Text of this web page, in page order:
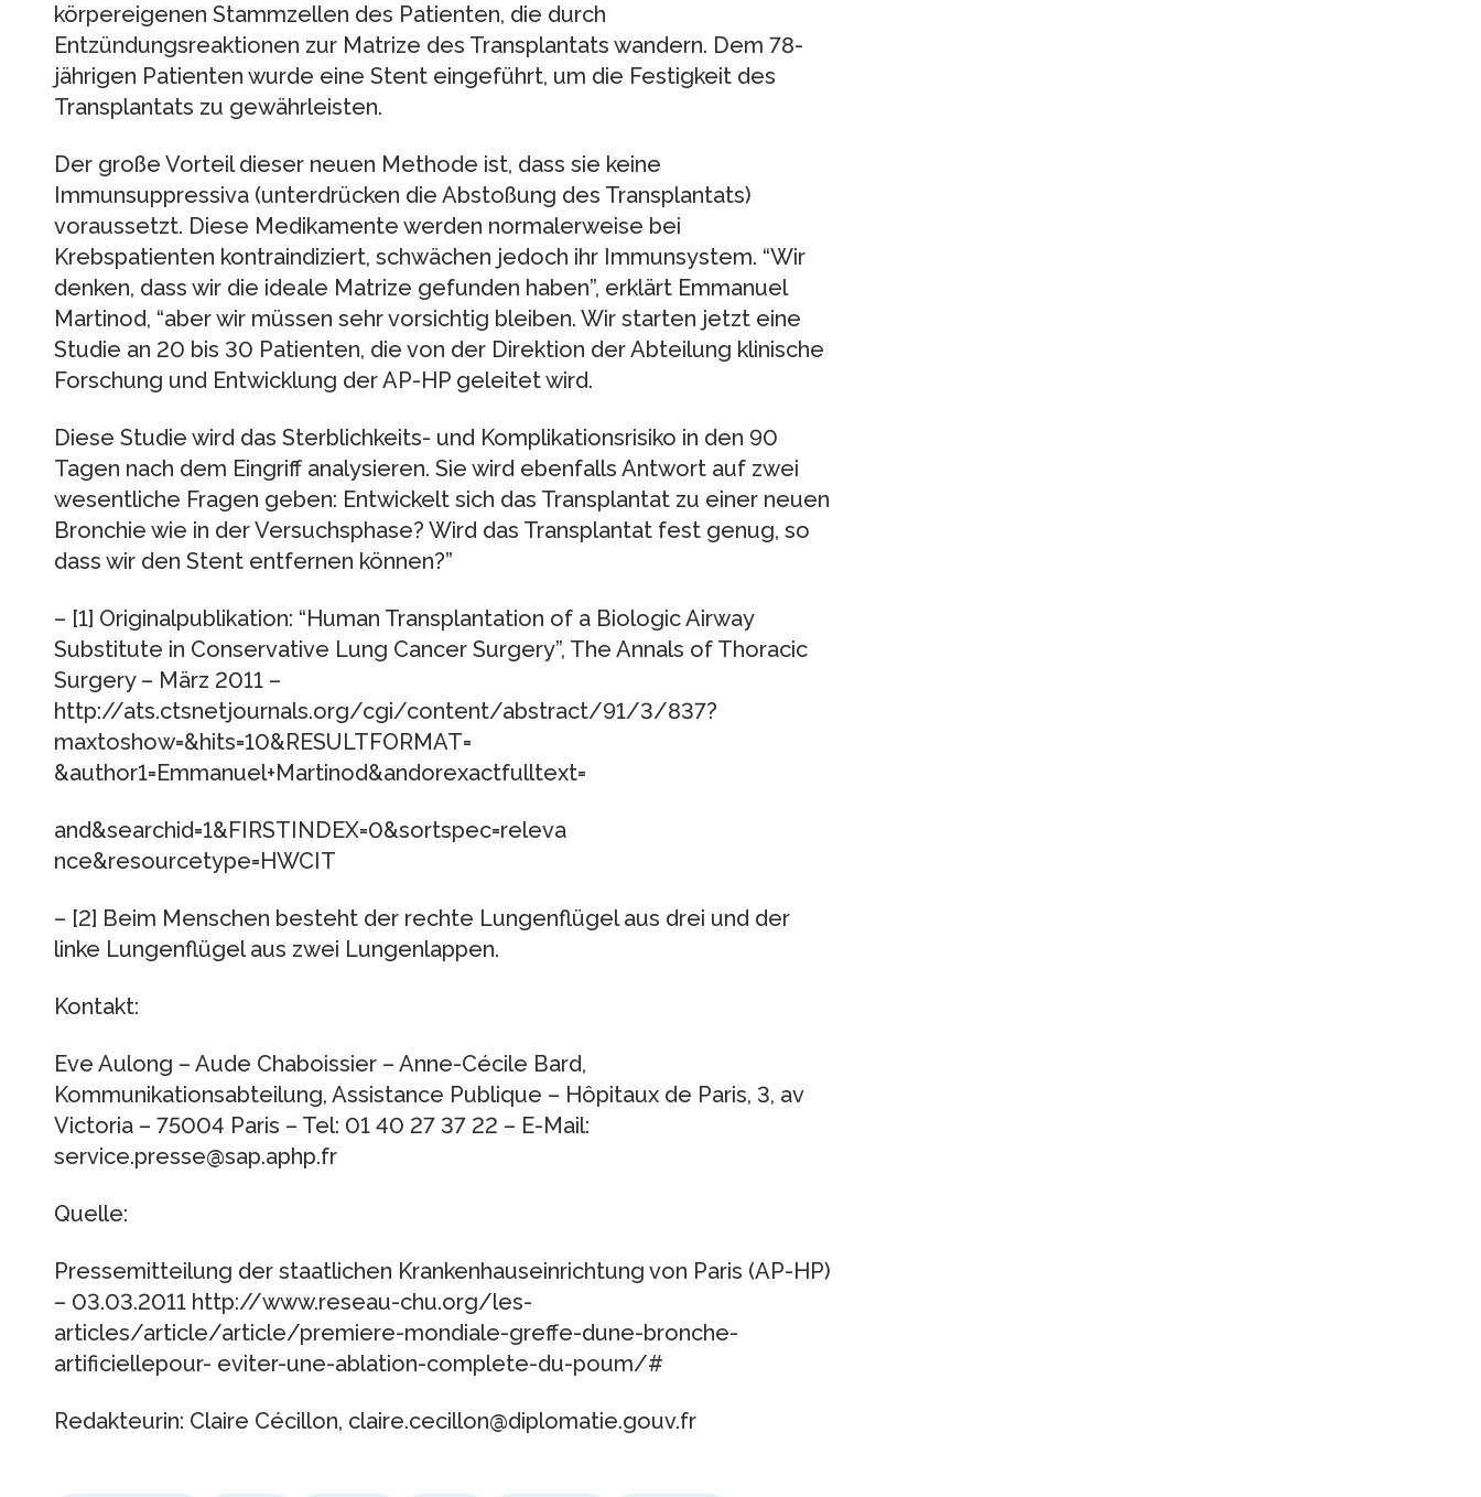
körpereigenen Stammzellen des Patienten, die durch
Entzündungsreaktionen zur Matrize des Transplantats wandern. Dem 78-
jährigen Patienten wurde eine Stent eingeführt, um die Festigkeit des
Transplantats zu gewährleisten.
Der große Vorteil dieser neuen Methode ist, dass sie keine
Immunsuppressiva (unterdrücken die Abstoßung des Transplantats)
voraussetzt. Diese Medikamente werden normalerweise bei
Krebspatienten kontraindiziert, schwächen jedoch ihr Immunsystem. “Wir
denken, dass wir die ideale Matrize gefunden haben”, erklärt Emmanuel
Martinod, “aber wir müssen sehr vorsichtig bleiben. Wir starten jetzt eine
Studie an 20 bis 30 Patienten, die von der Direktion der Abteilung klinische
Forschung und Entwicklung der AP-HP geleitet wird.
Diese Studie wird das Sterblichkeits- und Komplikationsrisiko in den 90
Tagen nach dem Eingriff analysieren. Sie wird ebenfalls Antwort auf zwei
wesentliche Fragen geben: Entwickelt sich das Transplantat zu einer neuen
Bronchie wie in der Versuchsphase? Wird das Transplantat fest genug, so
dass wir den Stent entfernen können?”
– [1] Originalpublikation: “Human Transplantation of a Biologic Airway
Substitute in Conservative Lung Cancer Surgery”, The Annals of Thoracic
Surgery – März 2011 –
http://ats.ctsnetjournals.org/cgi/content/abstract/91/3/837?
maxtoshow=&hits=10&RESULTFORMAT=
&author1=Emmanuel+Martinod&andorexactfulltext=
and&searchid=1&FIRSTINDEX=0&sortspec=releva
nce&resourcetype=HWCIT
– [2] Beim Menschen besteht der rechte Lungenflügel aus drei und der
linke Lungenflügel aus zwei Lungenlappen.
Kontakt:
Eve Aulong – Aude Chaboissier – Anne-Cécile Bard,
Kommunikationsabteilung, Assistance Publique – Hôpitaux de Paris, 3, av
Victoria – 75004 Paris – Tel: 01 40 27 37 22 – E-Mail:
service.presse@sap.aphp.fr
Quelle:
Pressemitteilung der staatlichen Krankenhauseinrichtung von Paris (AP-HP)
– 03.03.2011 http://www.reseau-chu.org/les-
articles/article/article/premiere-mondiale-greffe-dune-bronche-
artificiellepour- eviter-une-ablation-complete-du-poum/#
Redakteurin: Claire Cécillon, claire.cecillon@diplomatie.gouv.fr